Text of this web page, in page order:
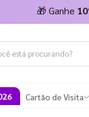
🎁 Ganhe
Cartão de Visita